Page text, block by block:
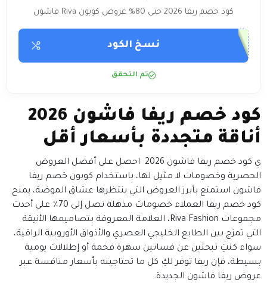
كود خصم ريفا 2026 حتى 80% عروض كوبون Riva فاشون
نسخ الكود
تم التحقق
كود خصم ريفا فاشون 2026
أناقة متجددة بأسعار أقل
ي كود خصم ريفا فاشون 2026 احصل على أفضل العروض
الحصرية وخصومات لا مثيل لها، باستخدام كوبون خصم ريفا
فاشون استمتع بأبرز العروض التي ينتظرها عشاق الموضة، يمنح
كود خصم ريفا العملاء خصومات مذهلة تصل إلى 70٪ على أحدث
مجموعات Riva Fashion، العلامة المعروفة بتصاميمها الأنيقة
التي تمزج بين الطابع الخليجي العصري والأذواق الأوروبية الراقية،
سواء كنتِ تبحثين عن فساتين سهرة فخمة أو إطلالات يومية
بسيطة، فإن ريفا توفر لكِ كل ما تحتاجينه بأسعار منافسة عبر
عروض ريفا فاشون الجديدة.